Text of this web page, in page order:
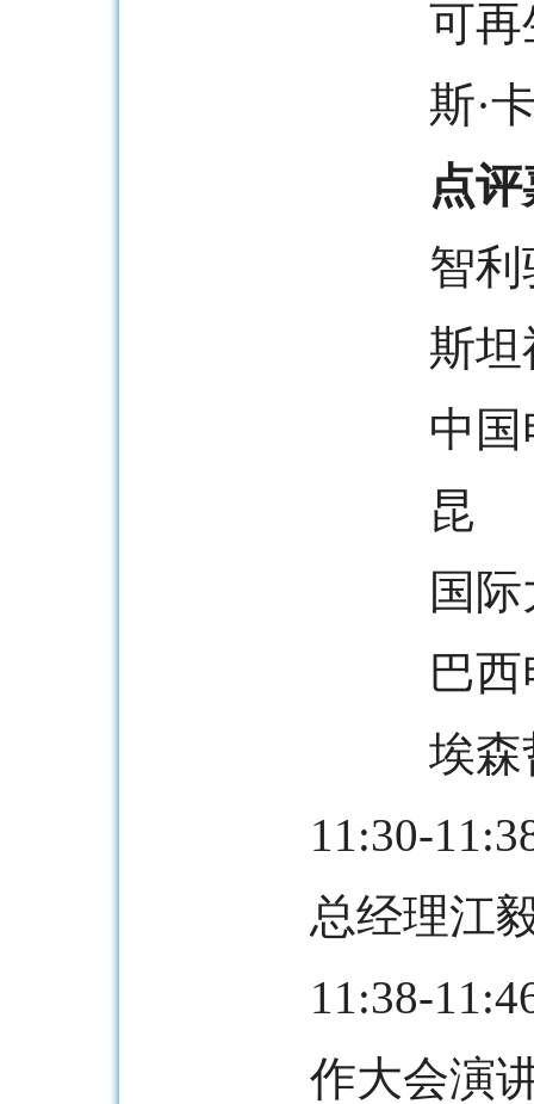
可再
斯·
点
智
斯坦
中
昆
国
巴
埃森
11:30-
总经理江
11:38-
作大会演